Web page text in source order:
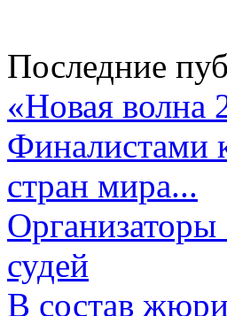
Последние
«Новая волна
Финалистами
стран мира...
судей
В состав